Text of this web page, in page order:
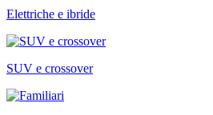
Elettriche e ibride
SUV e crossover